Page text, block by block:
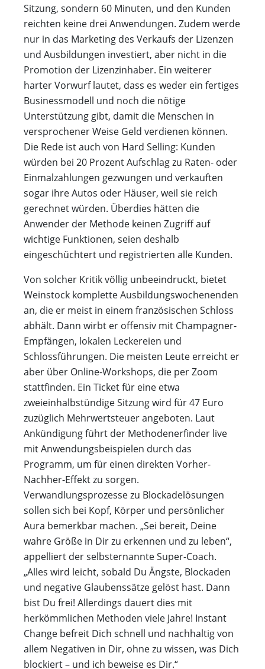
Sitzung, sondern 60 Minuten, und den Kunden
reichten keine drei Anwendungen. Zudem werde
nur in das Marketing des Verkaufs der Lizenzen
und Ausbildungen investiert, aber nicht in die
Promotion der Lizenzinhaber. Ein weiterer
harter Vorwurf lautet, dass es weder ein fertiges
Businessmodell und noch die nötige
Unterstützung gibt, damit die Menschen in
versprochener Weise Geld verdienen können.
Die Rede ist auch von Hard Selling: Kunden
würden bei 20 Prozent Aufschlag zu Raten- oder
Einmalzahlungen gezwungen und verkauften
sogar ihre Autos oder Häuser, weil sie reich
gerechnet würden. Überdies hätten die
Anwender der Methode keinen Zugriff auf
wichtige Funktionen, seien deshalb
eingeschüchtert und registrierten alle Kunden.
Von solcher Kritik völlig unbeeindruckt, bietet
Weinstock komplette Ausbildungswochenenden
an, die er meist in einem französischen Schloss
abhält. Dann wirbt er offensiv mit Champagner-
Empfängen, lokalen Leckereien und
Schlossführungen. Die meisten Leute erreicht er
aber über Online-Workshops, die per Zoom
stattfinden. Ein Ticket für eine etwa
zweieinhalbstündige Sitzung wird für 47 Euro
zuzüglich Mehrwertsteuer angeboten. Laut
Ankündigung führt der Methodenerfinder live
mit Anwendungsbeispielen durch das
Programm, um für einen direkten Vorher-
Nachher-Effekt zu sorgen.
Verwandlungsprozesse zu Blockadelösungen
sollen sich bei Kopf, Körper und persönlicher
Aura bemerkbar machen. „Sei bereit, Deine
wahre Größe in Dir zu erkennen und zu leben“,
appelliert der selbsternannte Super-Coach.
„Alles wird leicht, sobald Du Ängste, Blockaden
und negative Glaubenssätze gelöst hast. Dann
bist Du frei! Allerdings dauert dies mit
herkömmlichen Methoden viele Jahre! Instant
Change befreit Dich schnell und nachhaltig von
allem Negativen in Dir, ohne zu wissen, was Dich
blockiert – und ich beweise es Dir.“